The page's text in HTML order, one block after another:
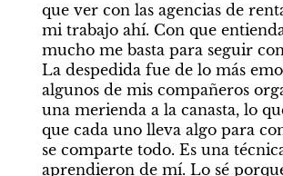
que ver con las agencias de
mi trabajo ahí. Con que
mucho me basta para seguir
La despedida fue de lo más
algunos de mis compañeros
una merienda a la canasta, lo
que cada uno lleva algo para
se comparte todo. Es una
aprendieron de mí. Lo sé